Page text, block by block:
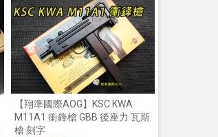
加入購物車
【翔準國際AOG】KSC KWA
M11A1 衝鋒槍 GBB 後座力 瓦斯
槍 刻字